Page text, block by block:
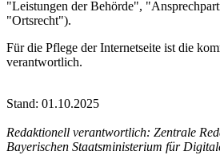
"Leistungen der Behörde",
"Ortsrecht").
Für die Pflege der Internetseite ist die
verantwortlich.
Stand: 01.10.2025
Redaktionell verantwortlich: Zentrale
Bayerischen Staatsministerium für